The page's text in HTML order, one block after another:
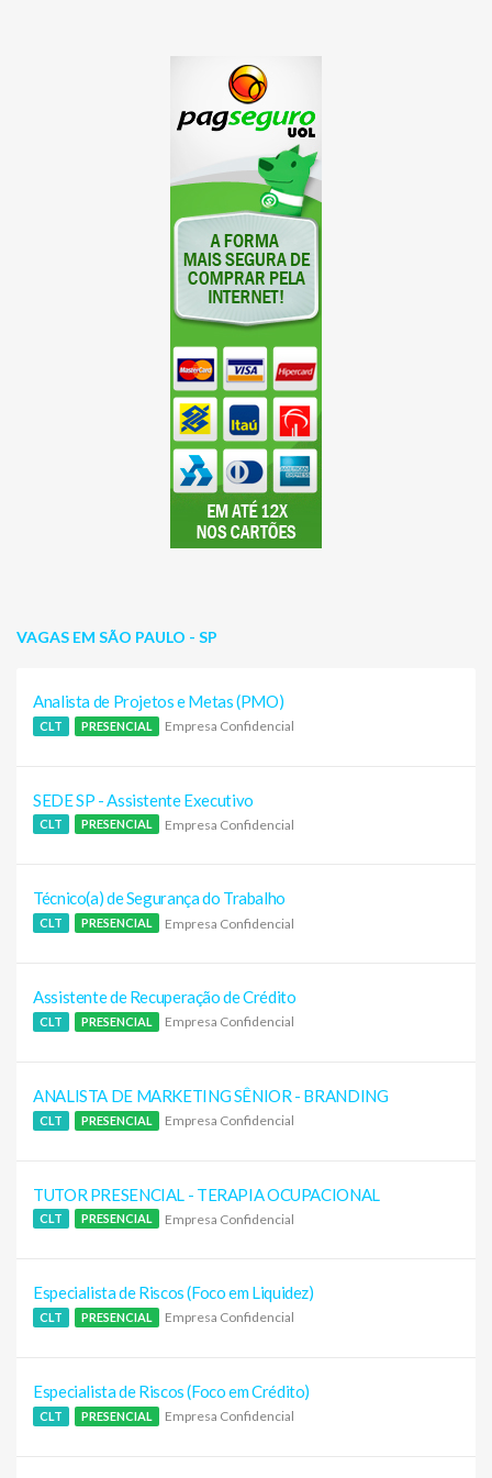
VAGAS EM SÃO PAULO - SP
Analista de Projetos e Metas (PMO)
CLT PRESENCIAL Empresa Confidencial
SEDE SP - Assistente Executivo
CLT PRESENCIAL Empresa Confidencial
Técnico(a) de Segurança do Trabalho
CLT PRESENCIAL Empresa Confidencial
Assistente de Recuperação de Crédito
CLT PRESENCIAL Empresa Confidencial
ANALISTA DE MARKETING SÊNIOR - BRANDING
CLT PRESENCIAL Empresa Confidencial
TUTOR PRESENCIAL - TERAPIA OCUPACIONAL
CLT PRESENCIAL Empresa Confidencial
Especialista de Riscos (Foco em Liquidez)
CLT PRESENCIAL Empresa Confidencial
Especialista de Riscos (Foco em Crédito)
CLT PRESENCIAL Empresa Confidencial